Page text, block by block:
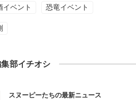
イベント 恐竜イベント
部イチオシ
スヌーピーたちの最新ニュース